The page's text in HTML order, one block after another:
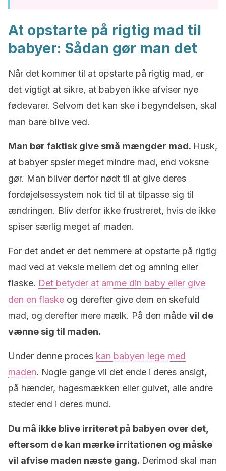
At opstarte på rigtig mad til
babyer: Sådan gør man det
Når det kommer til at opstarte på rigtig mad, er
det vigtigt at sikre, at babyen ikke afviser nye
fødevarer. Selvom det kan ske i begyndelsen, skal
man bare blive ved.
Man bør faktisk give små mængder mad. Husk,
at babyer spsier meget mindre mad, end voksne
gør. Man bliver derfor nødt til at give deres
fordøjelsessystem nok tid til at tilpasse sig til
ændringen. Bliv derfor ikke frustreret, hvis de ikke
spiser særlig meget af maden.
For det andet er det nemmere at opstarte på rigtig
mad ved at veksle mellem det og amning eller
flaske. Det betyder at amme din baby eller give
den en flaske og derefter give dem en skefuld
mad, og derefter mere mælk. På den måde vil de
vænne sig til maden.
Under denne proces kan babyen lege med
maden. Nogle gange vil det ende i deres ansigt,
på hænder, hagesmækken eller gulvet, alle andre
steder end i deres mund.
Du må ikke blive irriteret på babyen over det,
eftersom de kan mærke irritationen og måske
vil afvise maden næste gang. Derimod skal man